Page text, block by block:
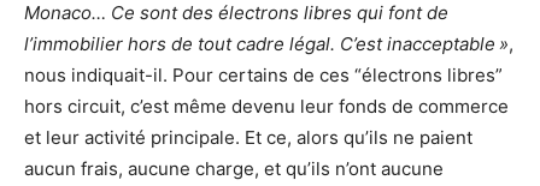
Monaco… Ce sont des électrons libres qui font de
l’immobilier hors de tout cadre légal. C’est inacceptable »,
nous indiquait-il. Pour certains de ces “électrons libres”
hors circuit, c’est même devenu leur fonds de commerce
et leur activité principale. Et ce, alors qu’ils ne paient
aucun frais, aucune charge, et qu’ils n’ont aucune